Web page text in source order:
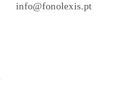
info@fonolexis.pt
.